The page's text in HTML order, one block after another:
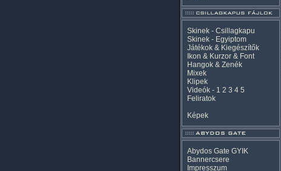
Skinek - Csillagkapu
Skinek - Egyiptom
Játékok & Kiegészítők
Ikon & Kurzor & Font
Hangok & Zenék
Mixek
Klipek
Videók - 1 2 3 4 5
Feliratok
Képek
Abydos Gate GYIK
Bannercsere
Impresszum